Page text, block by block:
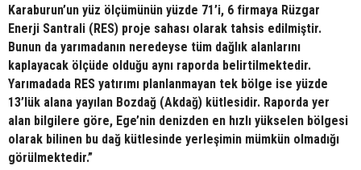
Karaburun’un yüz ölçümünün yüzde 71’i, 6 firmaya Rüzgar
Enerji Santrali (RES) proje sahası olarak tahsis edilmiştir.
Bunun da yarımadanın neredeyse tüm dağlık alanlarını
kaplayacak ölçüde olduğu aynı raporda belirtilmektedir.
Yarımadada RES yatırımı planlanmayan tek bölge ise yüzde
13’lük alana yayılan Bozdağ (Akdağ) kütlesidir. Raporda yer
alan bilgilere göre, Ege’nin denizden en hızlı yükselen bölgesi
olarak bilinen bu dağ kütlesinde yerleşimin mümkün olmadığı
görülmektedir.”